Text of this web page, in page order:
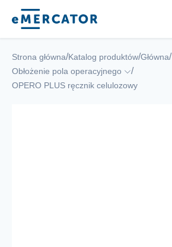
Mercator
Strona główna/Katalog produktów/Główna/
Obłożenie pola operacyjnego /
OPERO PLUS ręcznik celulozowy